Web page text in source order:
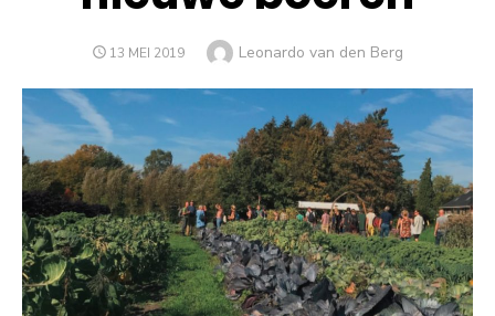
GEPLAATST
13 MEI 2019 Auteur
Leonardo van den Berg